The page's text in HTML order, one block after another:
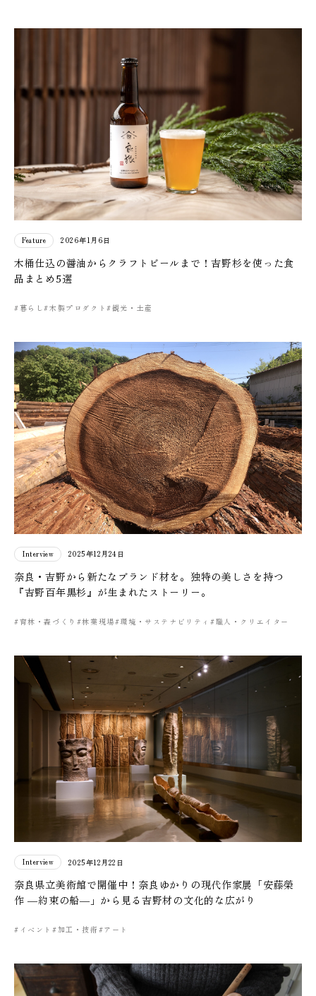
Feature 2026年1月6日
木桶仕込の醤油からクラフトビールまで！吉野杉を使った食
品まとめ5選
#暮らし#木製プロダクト#観光・土産
Interview 2025年12月24日
奈良・吉野から新たなブランド材を。独特の美しさを持つ
『吉野百年黒杉』が生まれたストーリー。
#育林・森づくり #林業現場#環境・サステナビリティ#職人・クリエイター
Interview 2025年12月22日
奈良県立美術館で開催中！奈良ゆかりの現代作家展「安藤榮
作 ―約束の船―」から見る吉野材の文化的な広がり
#イベント #加工・技術 #アート